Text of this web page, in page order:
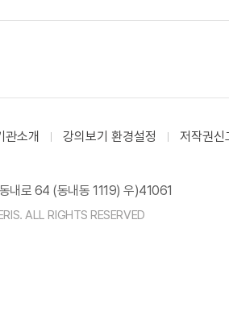
관소개 강의보기 환경설정 저작권신
내로 64 (동내동 1119) 우)41061
ALL RIGHTS RESERVED